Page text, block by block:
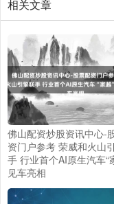
相关文章
佛山配资炒股资讯中心-
资门户参考 荣威和火山
手 行业首个AI原生汽车“
见车亮相